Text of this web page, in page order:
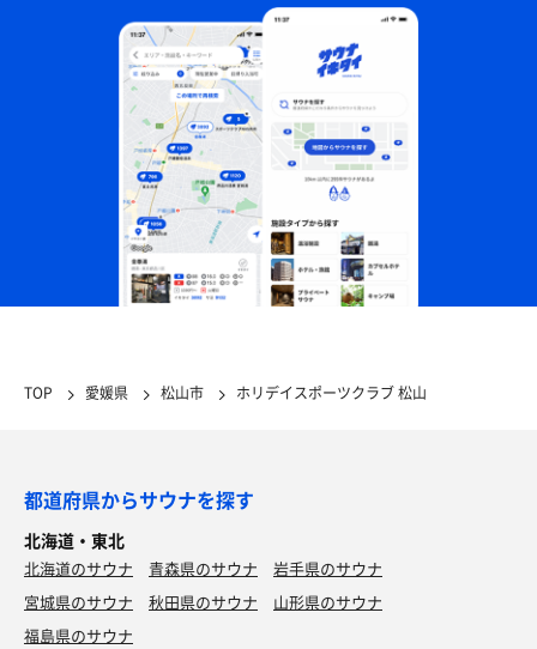
TOP 愛媛県 松山市 ホリデイスポーツクラブ 松山
都道府県からサウナを探す
北海道・東北
北海道のサウナ 青森県のサウナ
岩手県のサウナ
宮城県のサウナ
秋田県のサウナ
山形県のサウナ
福島県のサウナ